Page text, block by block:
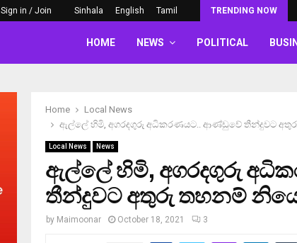
Sign in / Join Sinhala English Tamil TRENDING NOW
HOME NEWS POLITICAL
Home
Local News
ඇල්ලේ හිමි, අගරදගුරු අධිකරණයට.. ආණ්ඩුවේ තීන්දුවට
Local News News
ඇල්ලේ හිමි, අගරදගුරු
තීන්දුවට අතුරු තහනම්
by Maimoonar October 18, 2021 3